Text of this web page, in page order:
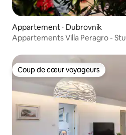
Appartement ⋅ Dubrovnik
Appartements Villa Peragro -
Coup de cœur voyageurs
Coup de cœur voyageurs